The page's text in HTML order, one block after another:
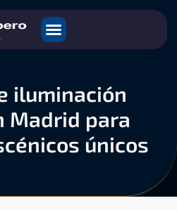
iluminación
Madrid para
únicos